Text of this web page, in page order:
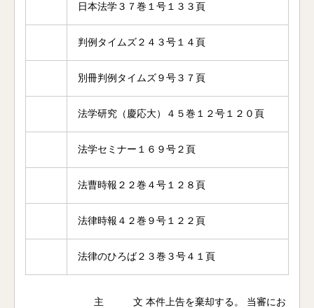
日本法学３７巻１号１３３頁
判例タイムズ２４３号１４頁
別冊判例タイムズ９号３７頁
法学研究（慶応大）４５巻１２号１２０頁
法学セミナー１６９号２頁
法曹時報２２巻４号１２８頁
法律時報４２巻９号１２２頁
法律のひろば２３巻３号４１頁
主 文 本件上告を棄却する。 当審にお